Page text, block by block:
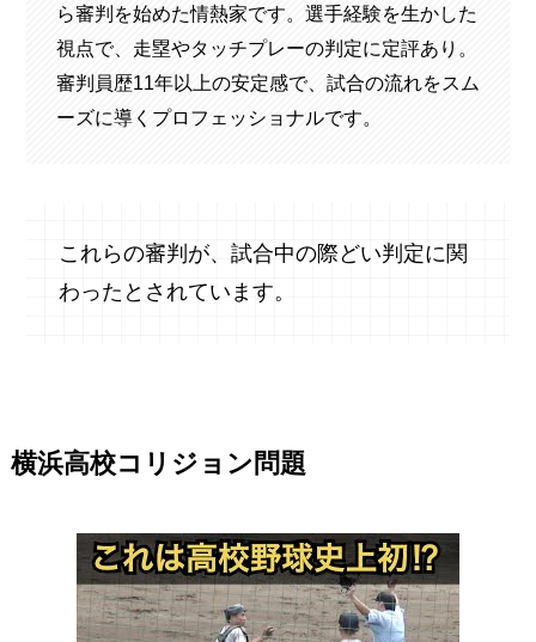
ら審判を始めた情熱家です。選手経験を生かした
視点で、走塁やタッチプレーの判定に定評あり。
審判員歴11年以上の安定感で、試合の流れをスム
ーズに導くプロフェッショナルです。
これらの審判が、試合中の際どい判定に関
わったとされています。
横浜高校コリジョン問題